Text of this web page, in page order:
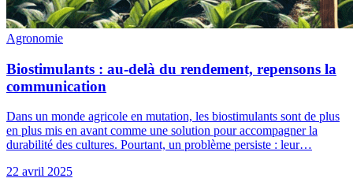
Agronomie
Biostimulants : au-delà du rendement, repensons la
communication
Dans un monde agricole en mutation, les biostimulants sont de plus
en plus mis en avant comme une solution pour accompagner la
durabilité des cultures. Pourtant, un problème persiste : leur…
22 avril 2025